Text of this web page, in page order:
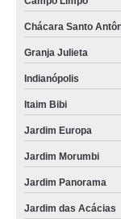
indústria de calandra
calandras tubo aço
calandra em tubo sob
calandras de tubo São
calandras tubo aço
venda de calandra
Chácara Santo
Granja Julieta
Indianópolis
Itaim Bibi
Jardim Europa
Jardim Morumbi
Jardim Panorama
Jardim das Acácias